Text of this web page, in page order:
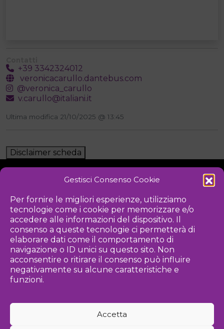
Gestisci Consenso Cookie
Per fornire le migliori esperienze, utilizziamo
tecnologie come i cookie per memorizzare e/o
accedere alle informazioni del dispositivo. Il
consenso a queste tecnologie ci permetterà di
elaborare dati come il comportamento di
navigazione o ID unici su questo sito. Non
acconsentire o ritirare il consenso può influire
negativamente su alcune caratteristiche e
funzioni.
Accetta
+39 3342324012
veronicacarullo.dantebus.com
@veronica_carullo
v.carullo@italiani.it
Ultima modifica 21/10/2025 @ 13:45
Disclaimer scheda
PRIVACY POLICY
Iniziativa
Associazione culturale per la promozione delle arti visive